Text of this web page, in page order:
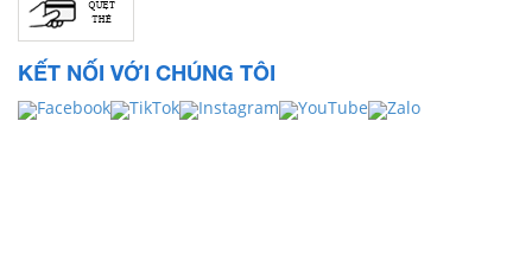
KẾT NỐI VỚI CHÚNG TÔI